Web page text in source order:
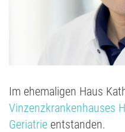
Im ehemaligen Haus
Vinzenzkrankenhauses
Geriatrie entstanden.